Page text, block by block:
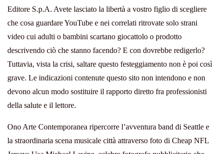
Editore S.p.A. Avete lasciato la libertà a vostro figlio di scegliere
che cosa guardare YouTube e nei correlati ritrovate solo strani
video cui adulti o bambini scartano giocattolo o prodotto
descrivendo ciò che stanno facendo? E con dovrebbe redigerlo?
Tuttavia, vista la crisi, saltare questo festeggiamento non è poi così
grave. Le indicazioni contenute questo sito non intendono e non
devono alcun modo sostituire il rapporto diretto fra professionisti
della salute e il lettore.
Ono Arte Contemporanea ripercorre l’avventura band di Seattle e
la straordinaria scena musicale città attraverso foto di Cheap NFL